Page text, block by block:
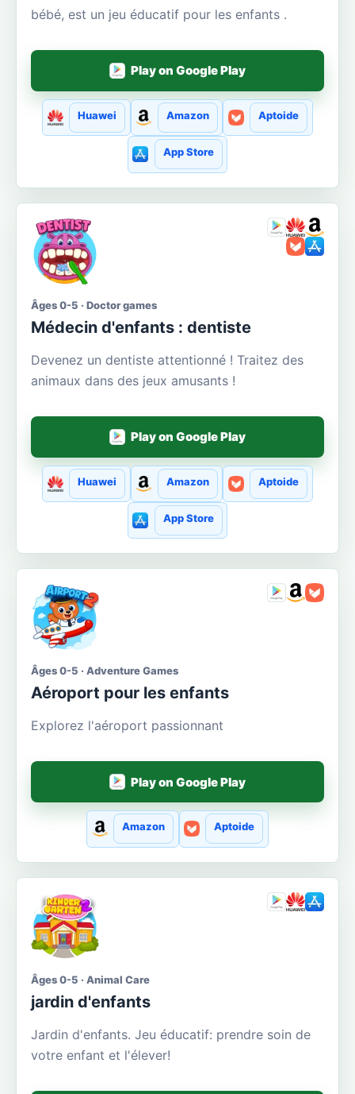
bébé, est un jeu éducatif pour les enfants .
Play on Google Play
Huawei Amazon Aptoide
App Store
Âges 0-5 · Doctor games
Médecin d'enfants : dentiste
Devenez un dentiste attentionné ! Traitez des
animaux dans des jeux amusants !
Play on Google Play
Huawei Amazon Aptoide
App Store
Âges 0-5 · Adventure Games
Aéroport pour les enfants
Explorez l'aéroport passionnant
Play on Google Play
Amazon Aptoide
Âges 0-5 · Animal Care
jardin d'enfants
Jardin d'enfants. Jeu éducatif: prendre soin de
votre enfant et l'élever!